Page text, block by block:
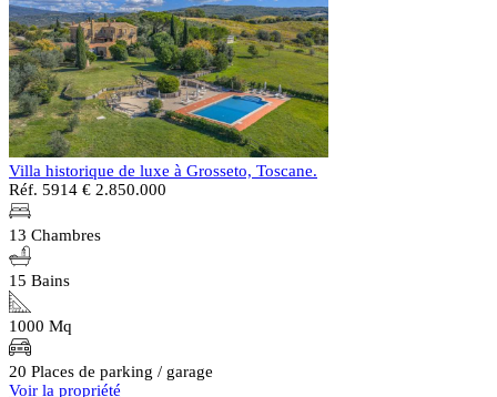
Villa historique de luxe à Grosseto, Toscane.
Réf. 5914 € 2.850.000
13 Chambres
15 Bains
1000 Mq
20 Places de parking / garage
Voir la propriété